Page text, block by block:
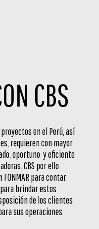
CBS
en el Perú, así
requieren con mayor
oportuno y eficiente
CBS por ello
para contar
brindar estos
de los clientes
sus operaciones